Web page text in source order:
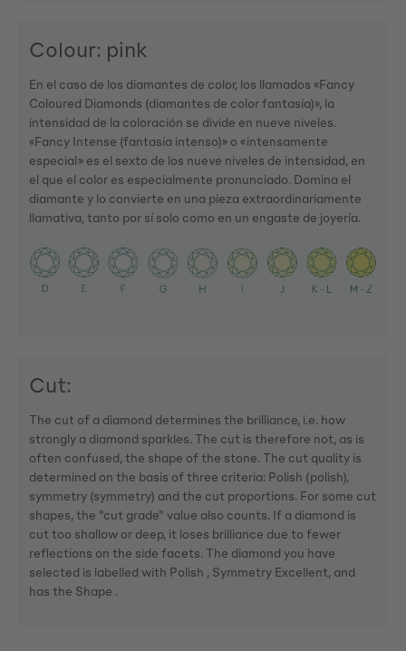
Colour: pink
En el caso de los diamantes de color, los llamados «Fancy
Coloured Diamonds (diamantes de color fantasía)», la
intensidad de la coloración se divide en nueve niveles.
«Fancy Intense (fantasía intenso)» o «intensamente
especial» es el sexto de los nueve niveles de intensidad, en
el que el color es especialmente pronunciado. Domina el
diamante y lo convierte en una pieza extraordinariamente
llamativa, tanto por sí solo como en un engaste de joyería.
Cut:
The cut of a diamond determines the brilliance, i.e. how
strongly a diamond sparkles. The cut is therefore not, as is
often confused, the shape of the stone. The cut quality is
determined on the basis of three criteria: Polish (polish),
symmetry (symmetry) and the cut proportions. For some cut
shapes, the "cut grade" value also counts. If a diamond is
cut too shallow or deep, it loses brilliance due to fewer
reflections on the side facets. The diamond you have
selected is labelled with Polish , Symmetry Excellent, and
has the Shape .